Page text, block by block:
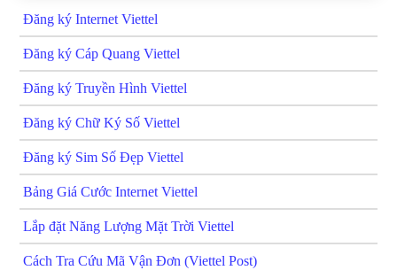
Đăng ký Internet Viettel
Đăng ký Cáp Quang Viettel
Đăng ký Truyền Hình Viettel
Đăng ký Chữ Ký Số Viettel
Đăng ký Sim Số Đẹp Viettel
Bảng Giá Cước Internet Viettel
Lắp đặt Năng Lượng Mặt Trời Viettel
Cách Tra Cứu Mã Vận Đơn (Viettel Post)